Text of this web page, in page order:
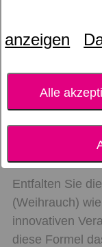
anzeigen
Alle
Entfalten Sie
(Weihrauch)
innovativen
diese Formel